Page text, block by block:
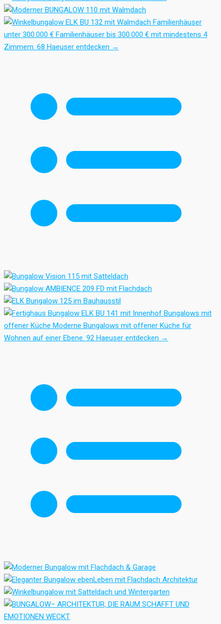
Familienhäuser
unter 300.000 € Familienhäuser bis 300.000 € mit mindestens 4
Zimmern. 68 Haeuser entdecken →
Bungalows mit
offener Küche Moderne Bungalows mit offener Küche für
Wohnen auf einer Ebene. 92 Haeuser entdecken →